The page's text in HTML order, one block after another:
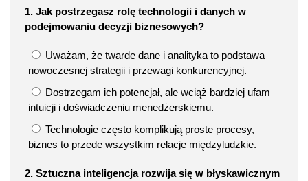
1. Jak postrzegasz rolę technologii i danych w
podejmowaniu decyzji biznesowych?
Uważam, że twarde dane i analityka to podstawa
nowoczesnej strategii i przewagi konkurencyjnej.
Dostrzegam ich potencjał, ale wciąż bardziej ufam
intuicji i doświadczeniu menedżerskiemu.
Technologie często komplikują proste procesy,
biznes to przede wszystkim relacje międzyludzkie.
2. Sztuczna inteligencja rozwija się w błyskawicznym